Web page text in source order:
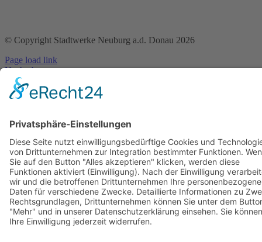
© Copyright Stadtwerke Neuburg a.d. Donau 2026
Page load link
Nach oben